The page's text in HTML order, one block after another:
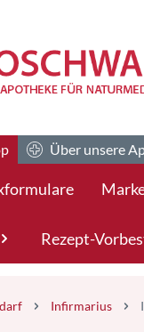
Über unsere
Rezept-
Infirmarius